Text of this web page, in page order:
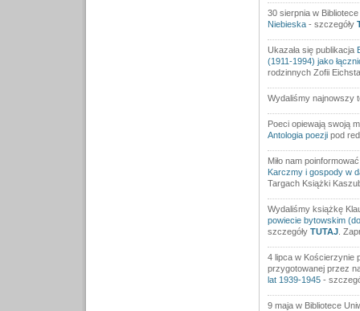
30 sierpnia w
Niebieska- szczegóły
Ukazała się publikacja
(1911-1994) jako
rodzinnych Zofii
Wydaliśmy najnowszy
Poeci opiewają swoją
Antologia poezjipod
Miło nam
Karczmy i gospody w
Targach Książki
Wydaliśmy książkę
powiecie bytowskim
szczegóły TUTAJ.
4 lipca w Kościerzynie
przygotowanej przez
lat 1939-1945-
9 maja w Bibliotece